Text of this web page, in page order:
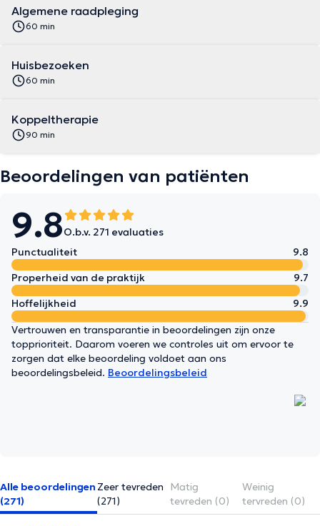
Algemene raadpleging
60 min
Huisbezoeken
60 min
Koppeltherapie
90 min
Beoordelingen van patiënten
9.8O.b.v. 271 evaluaties
Punctualiteit
9.8
Properheid van de praktijk
9.7
Hoffelijkheid
9.9
Vertrouwen en transparantie in beoordelingen zijn onze
topprioriteit. Daarom voeren we controles uit om ervoor te
zorgen dat elke beoordeling voldoet aan ons
beoordelingsbeleid. Beoordelingsbeleid
Alle beoordelingen
(271)
Zeer tevreden
(271)
Matig
tevreden (0)
Weinig
tervreden (0)